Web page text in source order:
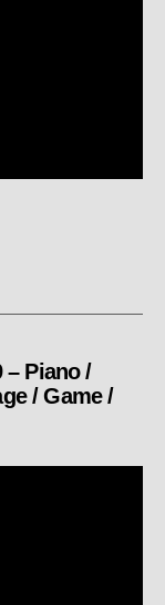
– Piano /
/ Game /